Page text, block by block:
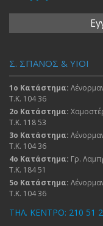
Σ. ΣΠΑΝΟΣ & ΥΙΟΙ
1ο Κατάστημα:
Τ.Κ. 104 36
2ο Κατάστημα:
Τ.Κ. 118 53
3ο Κατάστημα:
Τ.Κ. 104 36
4ο Κατάστημα: Γρ.
Τ.Κ. 184 51
5ο Κατάστημα:
Τ.Κ. 104 36
ΤΗΛ. ΚΕΝΤΡΟ: 210 51